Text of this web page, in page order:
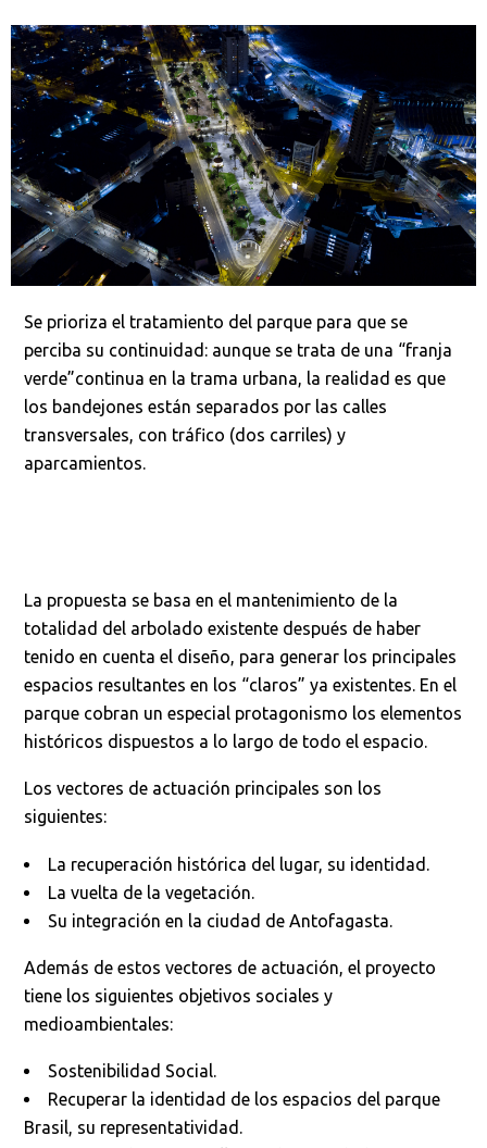
Se prioriza el tratamiento del parque para que se
perciba su continuidad: aunque se trata de una “franja
verde”continua en la trama urbana, la realidad es que
los bandejones están separados por las calles
transversales, con tráfico (dos carriles) y
aparcamientos.
La propuesta se basa en el mantenimiento de la
totalidad del arbolado existente después de haber
tenido en cuenta el diseño, para generar los principales
espacios resultantes en los “claros” ya existentes. En el
parque cobran un especial protagonismo los elementos
históricos dispuestos a lo largo de todo el espacio.
Los vectores de actuación principales son los
siguientes:
La recuperación histórica del lugar, su identidad.
La vuelta de la vegetación.
Su integración en la ciudad de Antofagasta.
Además de estos vectores de actuación, el proyecto
tiene los siguientes objetivos sociales y
medioambientales:
Sostenibilidad Social.
Recuperar la identidad de los espacios del parque
Brasil, su representatividad.